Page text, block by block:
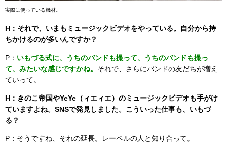
実際に使っている機材。
H：それで、いまもミュージックビデオをやっている。自分から持
ちかけるのが多いんですか？
P： いもづる式に、うちのバンドも撮って、うちのバンドも撮っ
て、みたいな感じですかね。 それで、さらにバンドの友だちが増え
ていって。
H：きのこ帝国やYeYe（ィエィエ）のミュージックビデオも手がけ
ていますよね。SNSで発見しました。こういった仕事も、いもづ
る？
P：そうですね、それの延長。レーベルの人と知り合って。